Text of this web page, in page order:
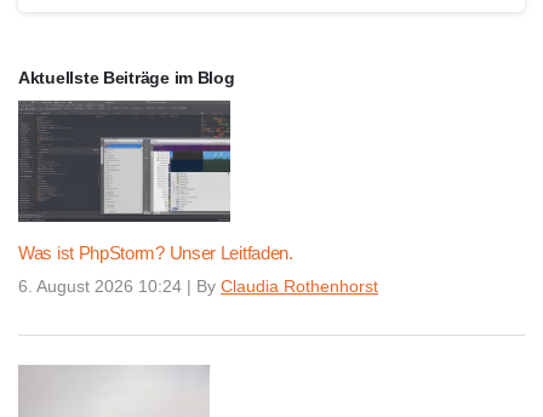
Aktuellste Beiträge im Blog
Was ist PhpStorm? Unser Leitfaden.
6. August 2026 10:24 | By Claudia Rothenhorst